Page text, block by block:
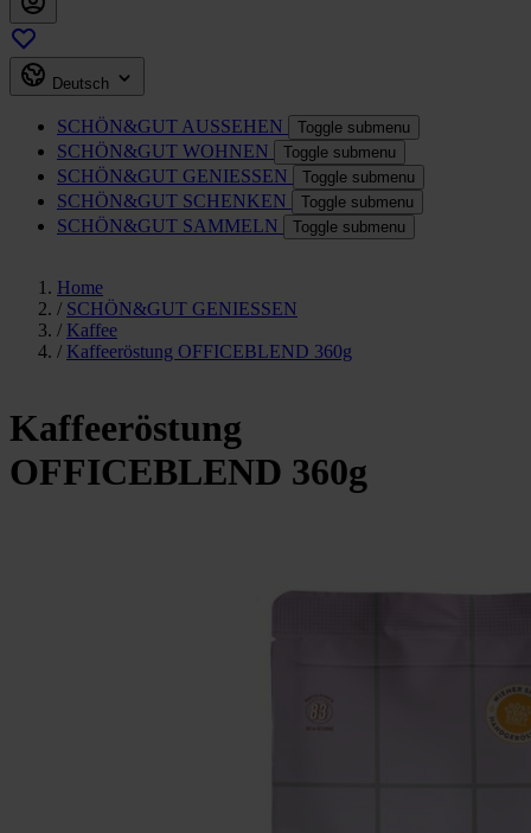
Deutsch
SCHÖN&GUT AUSSEHEN Toggle submenu
SCHÖN&GUT WOHNEN Toggle submenu
SCHÖN&GUT GENIESSEN Toggle submenu
SCHÖN&GUT SCHENKEN Toggle submenu
SCHÖN&GUT SAMMELN Toggle submenu
Home
/ SCHÖN&GUT GENIESSEN
/ Kaffee
/ Kaffeeröstung OFFICEBLEND 360g
Kaffeeröstung
OFFICEBLEND 360g